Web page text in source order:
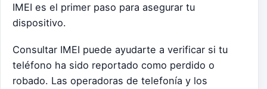
IMEI es el primer paso para asegurar tu
dispositivo.
Consultar IMEI puede ayudarte a verificar si tu
teléfono ha sido reportado como perdido o
robado. Las operadoras de telefonía y los